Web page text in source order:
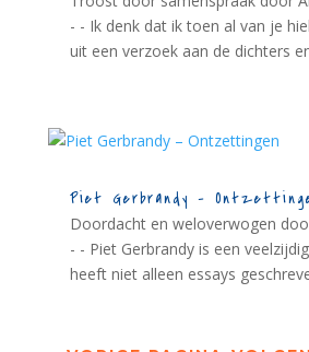
- - Ik denk dat ik toen al van je
uit een verzoek aan de dichters
Piet Gerbrandy –
Doordacht en weloverwogen
- - Piet Gerbrandy is een
heeft niet alleen essays